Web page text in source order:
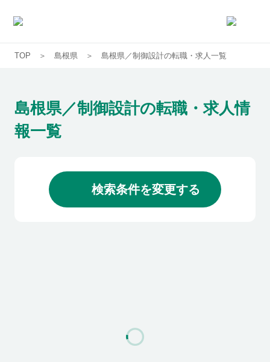
求人一覧
企業一覧
よくあるご質問
TOP 島根県 島根県／制御設計の転職・求人一覧
島根県／制御設計の転職・求人情
報一覧
検索条件を変更する